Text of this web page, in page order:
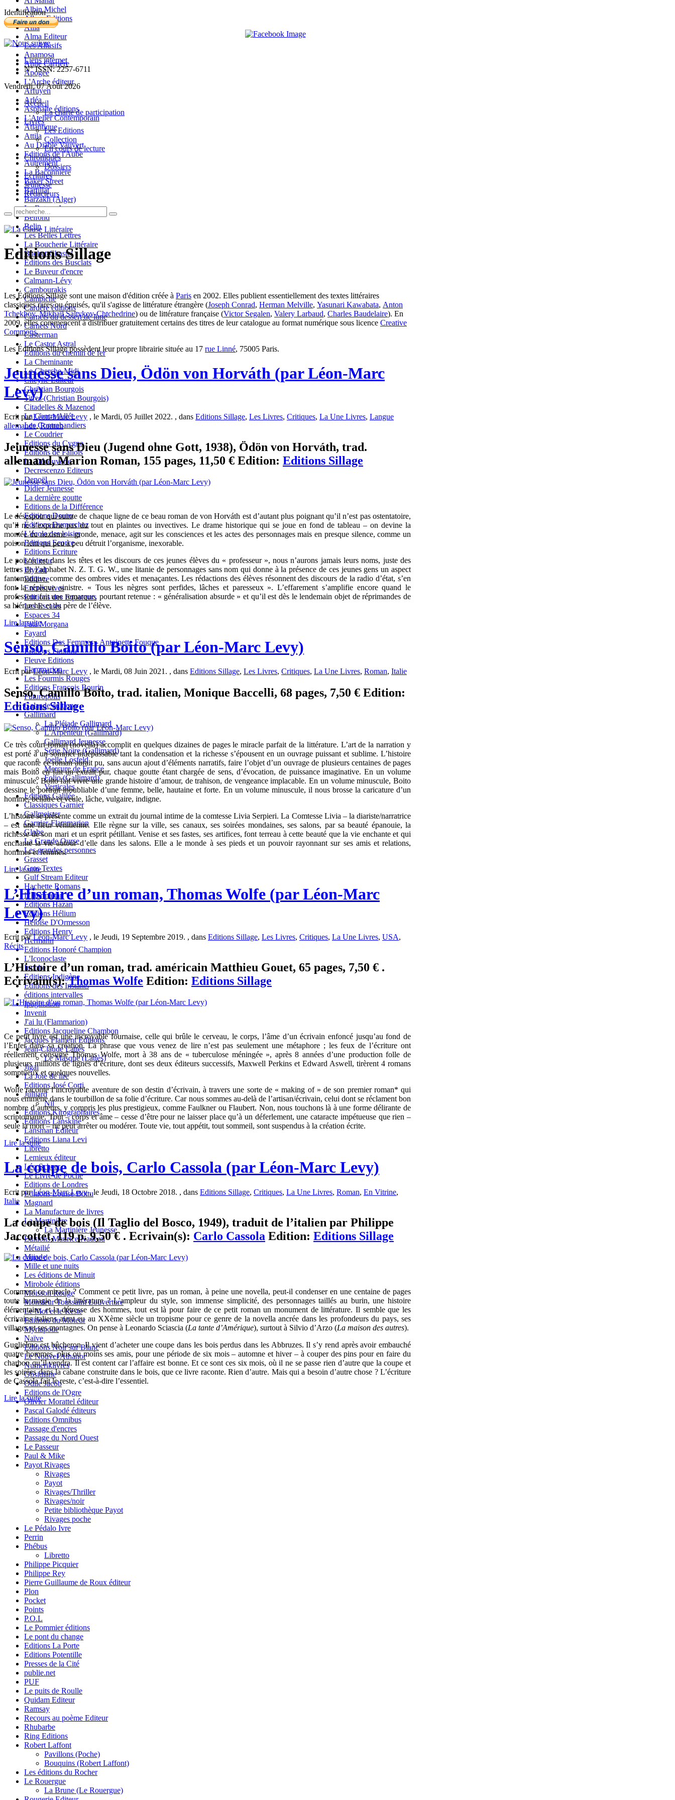
Albin Michel
Allary Editions
Allia
Alma Editeur
Les Allusifs
Anamosa
Anne Carrière
Apogée
L'Arche éditeur
Arfuyen
Arléa
Asphalte éditions
L'Atelier Contemporain
Atlantique
Attila
Au Diable Vauvert
Editions de l'Aube
Autrement
La Baconnière
Baker Street
Bartillat
Barzakh (Alger)
Le Bateau Ivre
Belfond
Belin
Les Belles Lettres
La Boucherie Littéraire
Buchet-Chastel
Editions des Busclats
Le Buveur d'encre
Calmann-Lévy
Cambourakis
Campiche
Cardère éditions
Carnets du dessert de lune
Carnets Nord
Casterman
Le Castor Astral
Editions du chemin de fer
La Cheminante
Le Cherche-Midi
Cheyne Editeur
Christian Bourgois
Titres (Christian Bourgois)
Citadelles & Mazenod
La Contre Allée
Les Contrebandiers
Le Coudrier
Editions du Cygne
Editions de Fallois
La Découverte
Decrescenzo Editeurs
Denoël
Didier Jeunesse
La dernière goutte
Editions de la Différence
Editions Douro
Éditions Dumerchez
L'école des loisirs
Editions Ecorce
Editions Ecriture
L'éditeur
Elyzad
Edilivre
Encres vives
Editions des Equateurs
Les Escales
Espaces 34
Fata Morgana
Fayard
Editions Des Femmes - Antoinette Fouque
Editions Finitude
Fleuve Editions
Flammarion
Les Fourmis Rouges
Editions François Bourin
Futuropolis
Galaade éditions
Gallimard
La Pléiade Gallimard
L'Arpenteur (Gallimard)
Gallimard Jeunesse
Série Noire (Gallimard)
Joelle Losfeld
Mercure de France
Folio (Gallimard)
Verticales
Editions Galilée
Classiques Garnier
Gallmeister
Garnier-Flammarion
Globe
La Grande Ourse
Les grandes personnes
Grasset
Gros Textes
Gulf Stream Editeur
Hachette Romans
L'Harmattan
Editions Hazan
Editions Hélium
Héloïse D'Ormesson
Editions Henry
Hermann
Editions Honoré Champion
L'Iconoclaste
Inculte
Editions Indigène
Editions des Instants
éditions intervalles
Ipagination
Invenit
J'ai lu (Flammarion)
Editions Jacqueline Chambon
Jacques Flament Editions
Jean-Claude Lattès
Le Masque (Lattès)
Jigal
La Joie de lire
Editions José Corti
Julliard
Nil
Editions Kirographaires
Editions Lanskine
Lansman Editeur
Editions Liana Levi
Libretto
Lemieux éditeur
Léo Scheer
Le Livre de Poche
Editions de Londres
Editions Louise Bottu
Magnard
La Manufacture de livres
La Martinière
La Martinière Jeunesse
Editions Maurice Nadeau
Métailié
Mijade
Mille et une nuits
Les éditions de Minuit
Mirobole éditions
Moisson Rouge
Monsieur Toussaint Louverture
Le Mot et le Reste
Editions du Moteur
Myriapode
Naïve
Editions Noir sur Blanc
Le Nouvel Athanor
Numeriklivres
Obsidiane
Odile Jacob
Editions de l'Ogre
Olivier Morattel éditeur
Pascal Galodé éditeurs
Editions Omnibus
Passage d'encres
Passage du Nord Ouest
Le Passeur
Paul & Mike
Payot Rivages
Rivages
Payot
Rivages/Thriller
Rivages/noir
Petite bibliothèque Payot
Rivages poche
Le Pédalo Ivre
Perrin
Phébus
Libretto
Philippe Picquier
Philippe Rey
Pierre Guillaume de Roux éditeur
Plon
Pocket
Points
P.O.L
Le Pommier éditions
Le pont du change
Editions La Porte
Editions Potentille
Presses de la Cité
publie.net
PUF
Le puits de Roulle
Quidam Editeur
Ramsay
Recours au poème Editeur
Rhubarbe
Ring Editions
Robert Laffont
Pavillons (Poche)
Bouquins (Robert Laffont)
Les éditions du Rocher
Le Rouergue
La Brune (Le Rouergue)
Identification
Liens internet
N° ISSN: 2257-6711
Vendredi, 07 Août 2026
Accueil
La charte de participation
Livres
Les Editions
Collection
En cours de lecture
Chroniques
Dossiers
Ecritures
Jeunesse
Rédacteurs
Editions Sillage
Les Éditions Sillage sont une maison d'édition créée à Paris en 2002. Elles publient essentiellement des textes littéraires
classiques rares ou épuisés, qu'il s'agisse de littérature étrangère (Joseph Conrad, Herman Melville, Yasunari Kawabata, Anton
Tchekhov,Mikhaïl Saltykov-Chtchedrine) ou de littérature française (Victor Segalen, Valery Larbaud, Charles Baudelaire). En
2009, elles commencent à distribuer gratuitement certains des titres de leur catalogue au format numérique sous licence Creative
Commons.
Les Éditions Sillage possèdent leur propre librairie située au 17 rue Linné, 75005 Paris.
Jeunesse sans Dieu, Ödön von Horváth (par Léon-Marc
Levy)
Ecrit parLéon-Marc Levy , le Mardi, 05 Juillet 2022. , dans Editions Sillage, Les Livres, Critiques, La Une Livres, Langue
allemande,Roman
Jeunesse sans Dieu (Jugend ohne Gott, 1938), Ödön von Horváth, trad.
allemand, Marion Roman, 155 pages, 11,50 € Edition: Editions Sillage
Le désespoir qui suinte de chaque ligne de ce beau roman de von Horváth est d’autant plus poignant qu’il n’est pas ostentatoire,
qu’il ne s’exprime pas du tout en plaintes ou invectives. Le drame historique qui se joue en fond de tableau – on devine la
montée du nazisme – gronde, menace, agit sur les consciences et les actes des personnages mais en presque silence, comme un
poison lent qui peu à peu détruit l’organisme, inexorable.
Le poison est dans les têtes et les discours de ces jeunes élèves du « professeur », nous n’aurons jamais leurs noms, juste des
lettres de l’alphabet N. Z. T. G. W., une litanie de personnages sans nom qui donne à la présence de ces jeunes gens un aspect
fantomatique, comme des ombres vides et menaçantes. Les rédactions des élèves résonnent des discours de la radio d’état, s’en
font la réplique sinistre. « Tous les nègres sont perfides, lâches et paresseux ». L’effarement s’amplifie encore quand le
professeur fait une remarque, pourtant retenue : « généralisation absurde » et qu’il est dès le lendemain objet de réprimandes de
sa hiérarchie et du père de l’élève.
Lire la suite
Senso, Camillo Boito (par Léon-Marc Levy)
Ecrit parLéon-Marc Levy , le Mardi, 08 Juin 2021. , dans Editions Sillage, Les Livres, Critiques, La Une Livres, Roman, Italie
Senso, Camillo Boito, trad. italien, Monique Baccelli, 68 pages, 7,50 € Edition:
Editions Sillage
Ce très court roman (novella) accomplit en quelques dizaines de pages le miracle parfait de la littérature. L’art de la narration y
est porté à un sommet indépassable tant la condensation et la richesse s’épousent en un ouvrage puissant et sublime. L’histoire
que raconte ce roman aurait pu, sans aucun ajout d’éléments narratifs, faire l’objet d’un ouvrage de plusieurs centaines de pages
mais Boito en fait un extrait pur, chaque goutte étant chargée de sens, d’évocation, de puissance imaginative. En un volume
minuscule, Boito fait vivre une grande histoire d’amour, de trahison, de vengeance implacable. En un volume minuscule, Boito
dessine le portrait inoubliable d’une femme, belle, hautaine et forte. En un volume minuscule, il nous brosse la caricature d’un
homme, bellâtre et veule, lâche, vulgaire, indigne.
L’histoire se présente comme un extrait du journal intime de la comtesse Livia Serpieri. La Comtesse Livia – la diariste/narratrice
– est une fleur vénitienne. Elle règne sur la ville, ses canaux, ses soirées mondaines, ses salons, par sa beauté épanouie, la
richesse de son mari et un esprit pétillant. Venise et ses fastes, ses artifices, font terreau à cette beauté que la vie enchante et qui
enchante la vie autour d’elle dans les salons. Elle a le monde à ses pieds et un pouvoir rayonnant sur ses amis et relations,
hommes et femmes.
Lire la suite
L’Histoire d’un roman, Thomas Wolfe (par Léon-Marc
Levy)
Ecrit parLéon-Marc Levy , le Jeudi, 19 Septembre 2019. , dans Editions Sillage, Les Livres, Critiques, La Une Livres, USA,
Récits
L’Histoire d’un roman, trad. américain Matthieu Gouet, 65 pages, 7,50 € .
Ecrivain(s):Thomas Wolfe Edition: Editions Sillage
Ce petit livre est une incroyable fournaise, celle qui brûle le cerveau, le corps, l’âme d’un écrivain enfoncé jusqu’au fond de
l’Enfer dans sa création. La phrase que vous venez de lire n’est pas seulement une métaphore ; les feux de l’écriture ont
réellement consumé Thomas Wolfe, mort à 38 ans de « tuberculose méningée », après 8 années d’une production folle de
plusieurs millions de lignes d’écriture, dont ses deux éditeurs successifs, Maxwell Perkins et Edward Aswell, tirèrent 4 romans
somptueux et quelques nouvelles.
Wolfe raconte l’incroyable aventure de son destin d’écrivain, à travers une sorte de « making of » de son premier roman* qui
nous emmène dans le tourbillon de sa folie d’écriture. Car nous sommes au-delà de l’artisan/écrivain, celui dont se réclament bon
nombre d’auteurs, y compris les plus prestigieux, comme Faulkner ou Flaubert. Non, nous touchons là à une forme délirante de
scriptomanie. Tout – corps et âme – cesse d’être pour ne laisser place qu’à un déferlement, une cataracte impétueuse que rien –
seule la mort – ne peut arrêter ou modérer. Toute vie, tout appétit, tout sommeil, sont suspendus à la création écrite.
Lire la suite
La coupe de bois, Carlo Cassola (par Léon-Marc Levy)
Ecrit parLéon-Marc Levy, le Jeudi, 18 Octobre 2018. , dans Editions Sillage, Critiques, La Une Livres, Roman, En Vitrine,
Italie
La coupe de bois (Il Taglio del Bosco, 1949), traduit de l’italien par Philippe
Jaccottet, 119 p. 9,50 € . Ecrivain(s): Carlo Cassola Edition: Editions Sillage
Comment ce miracle ? Comment ce petit livre, pas un roman, à peine une novella, peut-il condenser en une centaine de pages
toute la magie de la littérature ? L’ampleur du style, son immense simplicité, des personnages taillés au burin, une histoire
élémentaire, et la détresse des hommes, tout est là pour faire de ce petit roman un monument de littérature. Il semble que les
écrivains italiens aient eu au XXème siècle un tropisme pour ce genre de la novella ancrée dans les profondeurs du pays, ses
villages et ses montagnes. On pense à Leonardo Sciascia (La tante d’Amérique), surtout à Silvio d’Arzo (La maison des autres).
Guglielmo est bûcheron. Il vient d’acheter une coupe dans les bois perdus dans les Abbruzes. Il s’y rend après avoir embauché
quatre hommes, plus ou moins ses amis, pour une période de six mois – automne et hiver – à couper des pins pour en faire du
charbon qu’il vendra. Il est content car l’affaire est bonne. Et ce sont ces six mois, où il ne se passe rien d’autre que la coupe et
les soirées dans la cabane construite dans le bois, que ce livre raconte. Rien d’autre. Mais qui a besoin d’autre chose ? L’écriture
de Cassola fait le reste, c’est-à-dire l’essentiel.
Lire la suite